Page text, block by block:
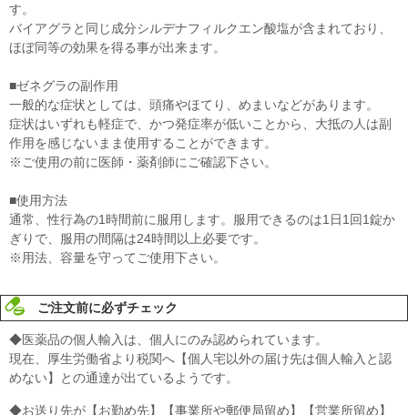
す。
バイアグラと同じ成分シルデナフィルクエン酸塩が含まれており、
ほぼ同等の効果を得る事が出来ます。
■ゼネグラの副作用
一般的な症状としては、頭痛やほてり、めまいなどがあります。
症状はいずれも軽症で、かつ発症率が低いことから、大抵の人は副
作用を感じないまま使用することができます。
※ご使用の前に医師・薬剤師にご確認下さい。
■使用方法
通常、性行為の1時間前に服用します。服用できるのは1日1回1錠か
ぎりで、服用の間隔は24時間以上必要です。
※用法、容量を守ってご使用下さい。
ご注文前に必ずチェック
◆医薬品の個人輸入は、個人にのみ認められています。
現在、厚生労働省より税関へ【個人宅以外の届け先は個人輸入と認
めない】との通達が出ているようです。
◆お送り先が【お勤め先】【事業所や郵便局留め】【営業所留め】